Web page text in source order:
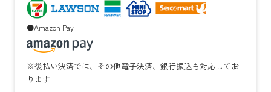
●Amazon Pay
※後払い決済では、その他電子決済、銀行振込も対応してお
ります